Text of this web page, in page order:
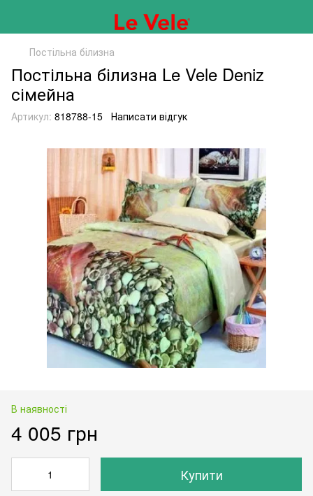
Постільна білизна
Постільна білизна Le Vele Deniz
сімейна
Артикул: 818788-15 Написати відгук
В наявності
4 005 грн
Купити